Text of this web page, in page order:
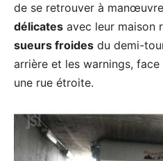
de se retrouver à
délicates avec leur maison
sueurs froides du demi-
arrière et les warnings,
une rue étroite.